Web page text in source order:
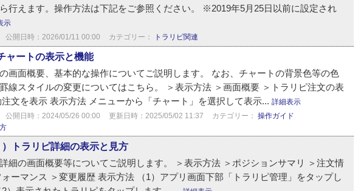
行えます。操作方法は下記をご参照ください。 ※2019年5月25日以前に設定され
示
公開日時：2026/01/11 00:00 カテゴリー： トラリピ関連
ャートの表示と機能
画面概要、基本的な操作についてご説明します。 なお、チャートの背景色等の色
線スタイルの変更についてはこちら。 ＞表示方法 ＞画面概要 ＞トラリピ注文の表
文を表示 表示方法 メニューから「チャート」を選択して表示... 詳細表示
公開日時：2024/05/26 00:00 更新日時：2025/05/02 11:37 カテゴリー： 操作ガイド
）トラリピ詳細の表示と見方
細の画面概要等についてご説明します。 ＞表示方法 ＞ポジションサマリ ＞注文情
ーマンス ＞変更履歴 表示方法 （1）アプリ画面下部「トラリピ管理」をタップし